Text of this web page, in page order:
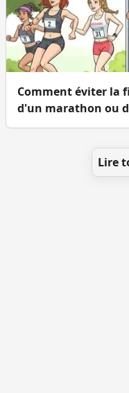
Comment éviter la
d'un marathon ou
Lire